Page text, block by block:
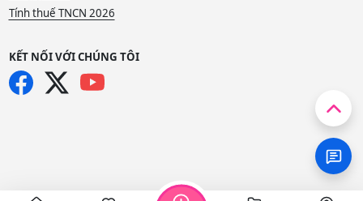
Tính thuế TNCN 2026
KẾT NỐI VỚI CHÚNG TÔI